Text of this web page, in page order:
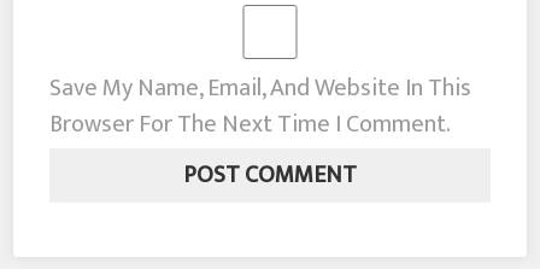
Save My Name, Email, And Website In This
Browser For The Next Time I Comment.